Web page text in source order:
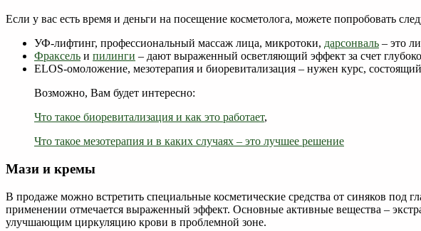
Если у вас есть время и деньги на посещение косметолога, можете попробовать
УФ-лифтинг, профессиональный массаж лица, микротоки, дарсонваль – это
Фраксель и пилинги – дают выраженный осветляющий эффект за счет
ELOS-омоложение, мезотерапия и биоревитализация – нужен курс,
Возможно, Вам будет интересно:
Что такое биоревитализация и как это работает,
Что такое мезотерапия и в каких случаях – это лучшее решение
Мази и кремы
В продаже можно встретить специальные косметические средства от синяков
применении отмечается выраженный эффект. Основные активные вещества –
улучшающим циркуляцию крови в проблемной зоне.